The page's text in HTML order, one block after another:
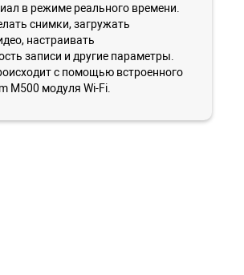
в режиме реального времени.
снимки, загружать
настраивать
записи и другие параметры.
с помощью встроенного
M500 модуля Wi-Fi.